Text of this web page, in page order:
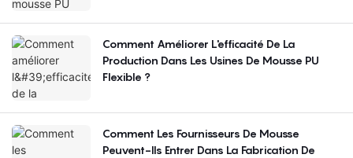
Comment Améliorer L'efficacité De La
Production Dans Les Usines De Mousse PU
Flexible ?
Comment Les Fournisseurs De Mousse
Peuvent-Ils Entrer Dans La Fabrication De